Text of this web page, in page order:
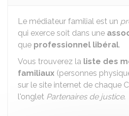
Le médiateur familial est un
qui exerce soit dans une
que professionnel libéral.
Vous trouverez la liste des
familiaux (personnes
sur le site internet de chaque
l'onglet Partenaires de justice.